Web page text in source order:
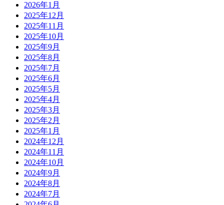
2026年1月
2025年12月
2025年11月
2025年10月
2025年9月
2025年8月
2025年7月
2025年6月
2025年5月
2025年4月
2025年3月
2025年2月
2025年1月
2024年12月
2024年11月
2024年10月
2024年9月
2024年8月
2024年7月